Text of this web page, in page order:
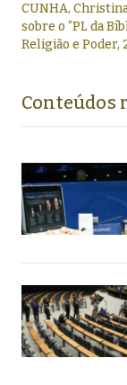
CUNHA,
sobre o “PL da
Religião e Poder,
Conteúdos